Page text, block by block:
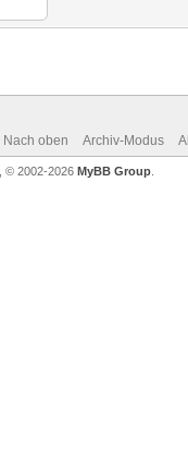
Nach oben Archiv-Modus
, © 2002-2026 MyBB Group